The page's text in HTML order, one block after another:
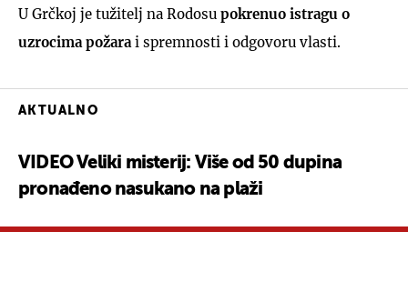
U Grčkoj je tužitelj na Rodosu pokrenuo istragu o
uzrocima požara i spremnosti i odgovoru vlasti.
AKTUALNO
VIDEO Veliki misterij: Više od 50 dupina
pronađeno nasukano na plaži